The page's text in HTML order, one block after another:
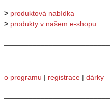
> produktová nabídka
> produkty v našem e-shopu
o programu | registrace | dárky